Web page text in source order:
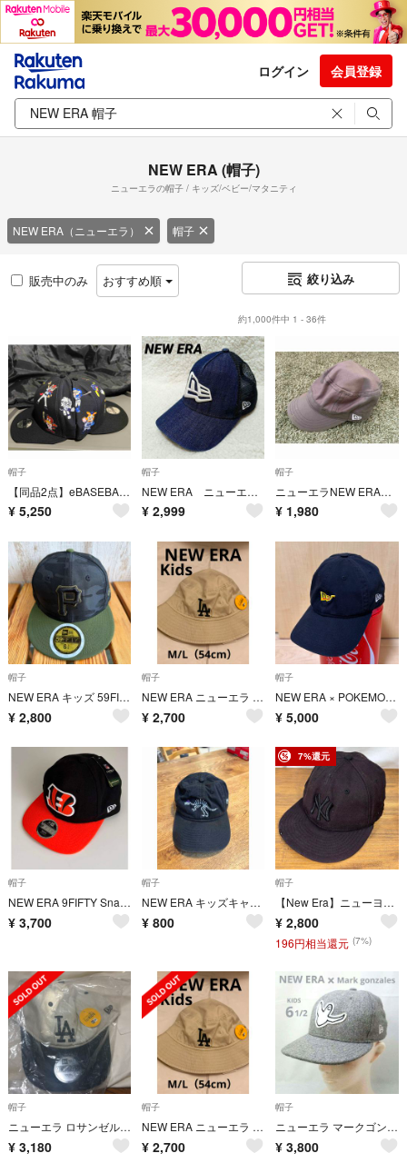
ログイン 会員登録
NEW ERA (帽子)
ニューエラの帽子 / キッズ/ベビー/マタニティ
NEW ERA（ニューエラ） 帽子
販売中のみ おすすめ順 絞り込み
約1,000件中 1 - 36件
帽子
【同品2点】eBASEBALL プロリーグ NPB キッズ 未使用 タグ付き
¥ 5,250
帽子
NEW ERA ニューエラ メッシュデニムキャップ 刺繍ロゴ YOUTH キッズ
¥ 2,999
帽子
ニューエラNEW ERAキャップ キャスケット ハット キッズ ジュニア カーキ
¥ 1,980
帽子
NEW ERA キッズ 59FIFTY キャップ カモフラ 6 3/4
¥ 2,800
帽子
NEW ERA ニューエラ バケットハット キッズ 子ども 帽子 ジュニア ユース ベージュ ロサンゼルス ドジャース
¥ 2,700
帽子
NEW ERA × POKEMON - PIKACHU LOGO 9TWENTY CAP
¥ 5,000
帽子
NEW ERA 9FIFTY Snapback ベンガルズ キャップ
¥ 3,700
帽子
NEW ERA キッズキャップ ブラック
¥ 800
7%還元
帽子
【New Era】ニューヨークヤンキースブラック ベースボールキャップ
¥ 2,800
196円相当還元 (7%)
帽子
ニューエラ ロサンゼルス・ドジャース キャップ キッズ
¥ 3,180
帽子
NEW ERA ニューエラ バケットハット キッズ 子ども ドジャース
¥ 2,700
帽子
ニューエラ マークゴンザレス キャップ 6 1/2 キッズ 帽子 グレー
¥ 3,800